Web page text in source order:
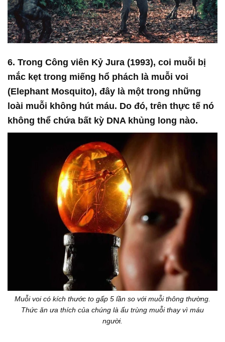
6. Trong Công viên Kỷ Jura (1993), coi muỗi bị
mắc kẹt trong miếng hổ phách là muỗi voi
(Elephant Mosquito), đây là một trong những
loài muỗi không hút máu. Do đó, trên thực tế nó
không thể chứa bất kỳ DNA khủng long nào.
Muỗi voi có kích thước to gấp 5 lần so với muỗi thông thường.
Thức ăn ưa thích của chúng là ấu trùng muỗi thay vì máu
người.